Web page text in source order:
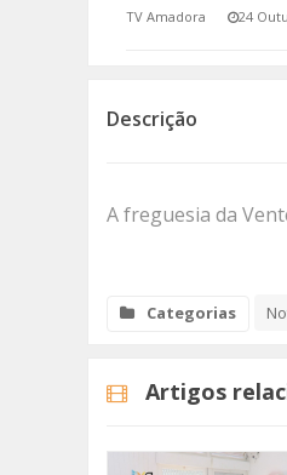
TV Amadora 24
Descrição
A freguesia da
Categorias
Artigos